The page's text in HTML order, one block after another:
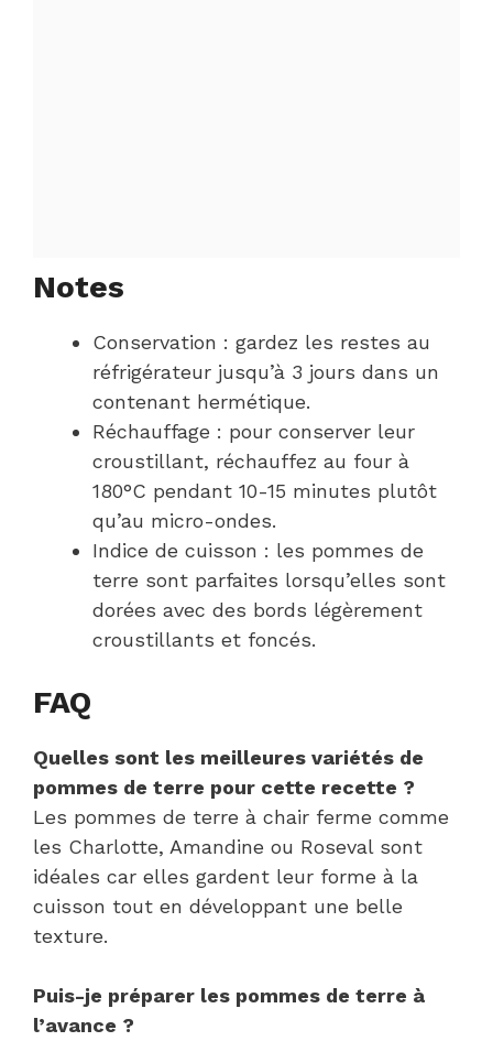
Notes
Conservation : gardez les restes au
réfrigérateur jusqu’à 3 jours dans un
contenant hermétique.
Réchauffage : pour conserver leur
croustillant, réchauffez au four à
180°C pendant 10-15 minutes plutôt
qu’au micro-ondes.
Indice de cuisson : les pommes de
terre sont parfaites lorsqu’elles sont
dorées avec des bords légèrement
croustillants et foncés.
FAQ
Quelles sont les meilleures variétés de
pommes de terre pour cette recette ?
Les pommes de terre à chair ferme comme
les Charlotte, Amandine ou Roseval sont
idéales car elles gardent leur forme à la
cuisson tout en développant une belle
texture.
Puis-je préparer les pommes de terre à
l’avance ?